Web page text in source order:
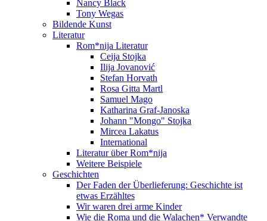
Nancy Black
Tony Wegas
Bildende Kunst
Literatur
Rom*nija Literatur
Ceija Stojka
Ilija Jovanović
Stefan Horvath
Rosa Gitta Martl
Samuel Mago
Katharina Graf-Janoska
Johann "Mongo" Stojka
Mircea Lakatus
International
Literatur über Rom*nija
Weitere Beispiele
Geschichten
Der Faden der Überlieferung: Geschichte ist
etwas Erzähltes
Wir waren drei arme Kinder
Wie die Roma und die Walachen* Verwandte